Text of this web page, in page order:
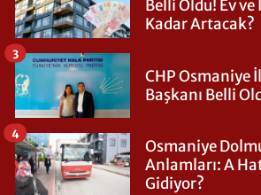
Belli Oldu! Ev ve
Kadar Artacak?
CHP Osmaniye
Başkanı Belli
3
Osmaniye
Anlamları: A
Gidiyor?
4